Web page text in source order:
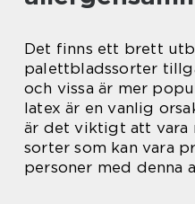
Det finns ett brett
palettbladssorter
och vissa är mer
latex är en vanlig
är det viktigt att vara
sorter som kan vara
personer med denna